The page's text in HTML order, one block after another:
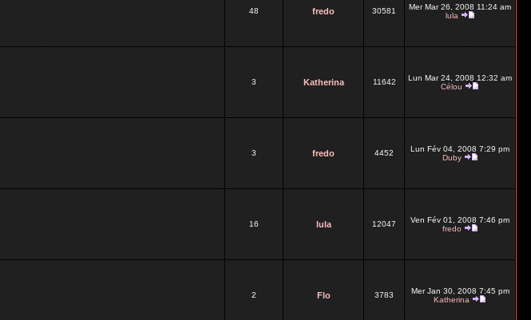
48 fredo 30581
Mer Mar 26, 2008 11:24 am
lula
3 Katherina 11642
Lun Mar 24, 2008 12:32 am
Célou
3 fredo 4452
Lun Fév 04, 2008 7:29 pm
Duby
16 lula 12047
Ven Fév 01, 2008 7:46 pm
fredo
2 Flo 3783
Mer Jan 30, 2008 7:45 pm
Katherina